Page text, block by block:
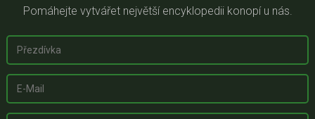
Pomáhejte vytvářet největší encyklopedii konopí u nás.